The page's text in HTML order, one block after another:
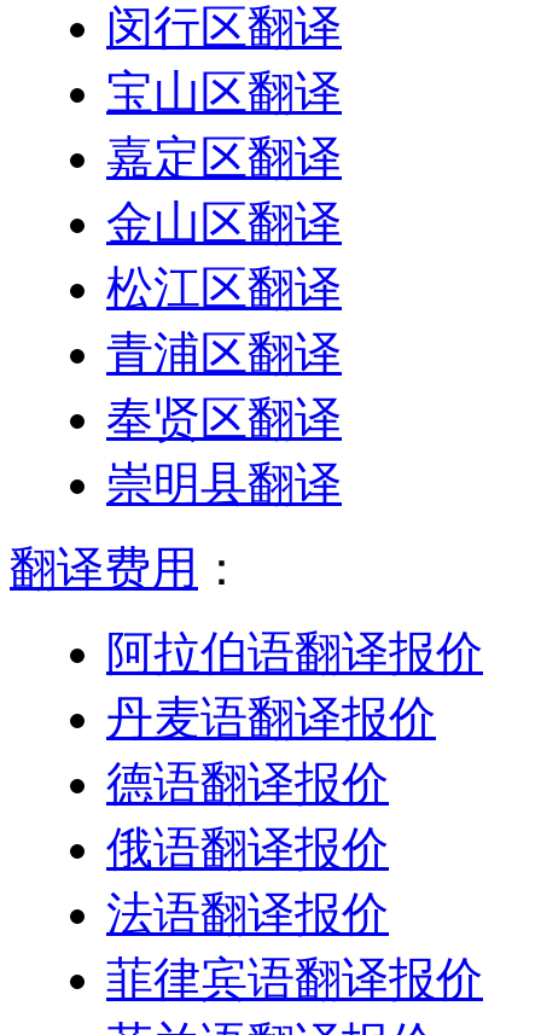
闵行区翻译
宝山区翻译
嘉定区翻译
金山区翻译
松江区翻译
青浦区翻译
奉贤区翻译
崇明县翻译
翻译费用 ：
阿拉伯语翻译报价
丹麦语翻译报价
德语翻译报价
俄语翻译报价
法语翻译报价
菲律宾语翻译报价